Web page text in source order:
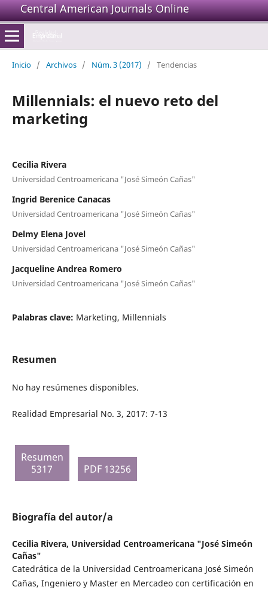
Central American Journals Online
Inicio / Archivos / Núm. 3 (2017) / Tendencias
Millennials: el nuevo reto del
marketing
Cecilia Rivera
Universidad Centroamericana "José Simeón Cañas"
Ingrid Berenice Canacas
Universidad Centroamericana "José Simeón Cañas"
Delmy Elena Jovel
Universidad Centroamericana "José Simeón Cañas"
Jacqueline Andrea Romero
Universidad Centroamericana "José Simeón Cañas"
Palabras clave: Marketing, Millennials
Resumen
No hay resúmenes disponibles.
Realidad Empresarial No. 3, 2017: 7-13
Resumen
5317
PDF 13256
Biografía del autor/a
Cecilia Rivera, Universidad Centroamericana "José Simeón
Cañas"
Catedrática de la Universidad Centroamericana José Simeón
Cañas, Ingeniero y Master en Mercadeo con certificación en